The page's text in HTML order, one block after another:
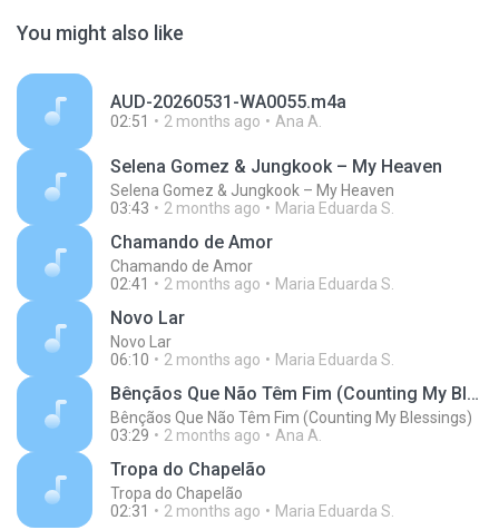
You might also like
AUD-20260531-WA0055.m4a
02:51 2 months ago Ana A.
Selena Gomez & Jungkook – My Heaven
Selena Gomez & Jungkook – My Heaven
03:43
2 months ago Maria Eduarda S.
Chamando de Amor
Chamando de Amor
02:41
2 months ago Maria Eduarda S.
Novo Lar
Novo Lar
06:10
2 months ago Maria Eduarda S.
Bênçãos Que Não Têm Fim (Counting My Blessings)
Bênçãos Que Não Têm Fim (Counting My Blessings)
03:29
2 months ago Ana A.
Tropa do Chapelão
Tropa do Chapelão
02:31
2 months ago Maria Eduarda S.